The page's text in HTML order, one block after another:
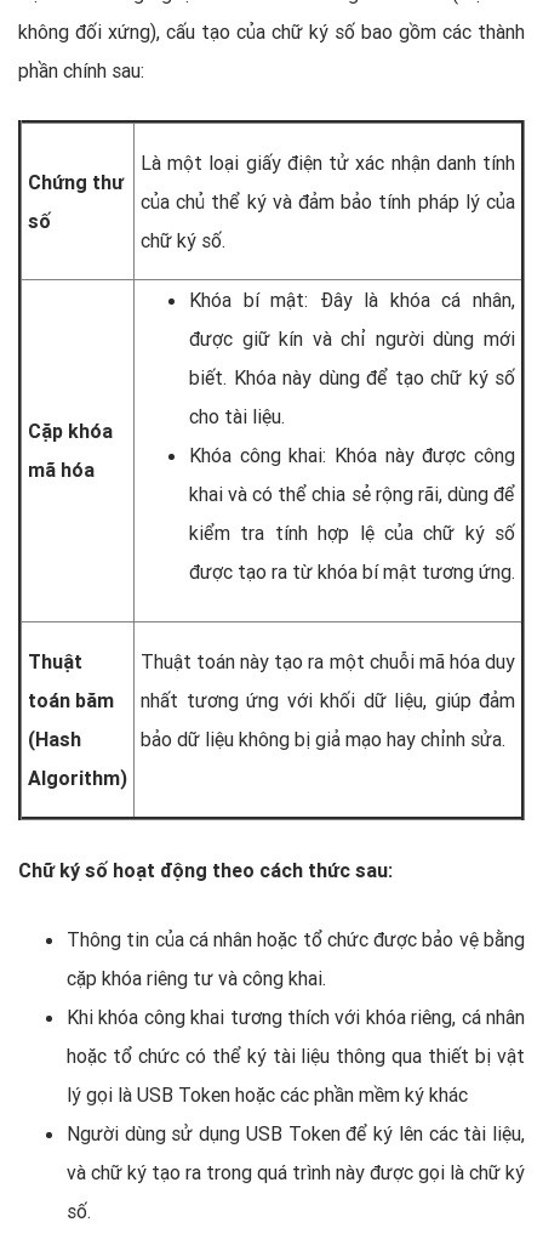
không đối xứng), cấu tạo của chữ ký số bao gồm các thành
phần chính sau:
Chứng thư
số
Là một loại giấy điện tử xác nhận danh tính
của chủ thể ký và đảm bảo tính pháp lý của
chữ ký số.
Cặp khóa
mã hóa
Khóa bí mật: Đây là khóa cá nhân,
được giữ kín và chỉ người dùng mới
biết. Khóa này dùng để tạo chữ ký số
cho tài liệu.
Khóa công khai: Khóa này được công
khai và có thể chia sẻ rộng rãi, dùng để
kiểm tra tính hợp lệ của chữ ký số
được tạo ra từ khóa bí mật tương ứng.
Thuật
toán băm
(Hash
Algorithm)
Thuật toán này tạo ra một chuỗi mã hóa duy
nhất tương ứng với khối dữ liệu, giúp đảm
bảo dữ liệu không bị giả mạo hay chỉnh sửa.
Chữ ký số hoạt động theo cách thức sau:
Thông tin của cá nhân hoặc tổ chức được bảo vệ bằng
cặp khóa riêng tư và công khai.
Khi khóa công khai tương thích với khóa riêng, cá nhân
hoặc tổ chức có thể ký tài liệu thông qua thiết bị vật
lý gọi là USB Token hoặc các phần mềm ký khác
Người dùng sử dụng USB Token để ký lên các tài liệu,
và chữ ký tạo ra trong quá trình này được gọi là chữ ký
số.